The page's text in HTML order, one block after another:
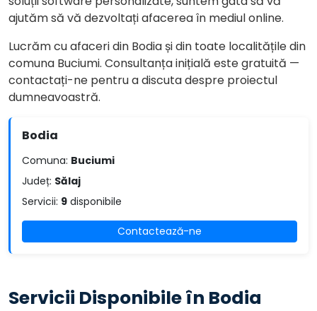
ajutăm să vă dezvoltați afacerea în mediul online.
Lucrăm cu afaceri din Bodia și din toate localitățile din
comuna Buciumi. Consultanța inițială este gratuită —
contactați-ne pentru a discuta despre proiectul
dumneavoastră.
Bodia
Comuna: Buciumi
Județ: Sălaj
Servicii: 9 disponibile
Contactează-ne
Servicii Disponibile în Bodia